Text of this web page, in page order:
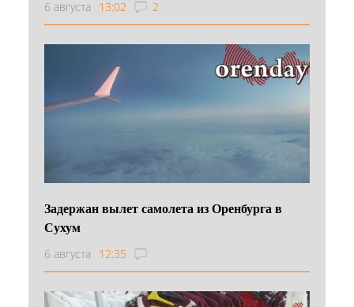
6 августа 13:02 2
Задержан вылет самолета из Оренбурга в
Сухум
6 августа 12:35